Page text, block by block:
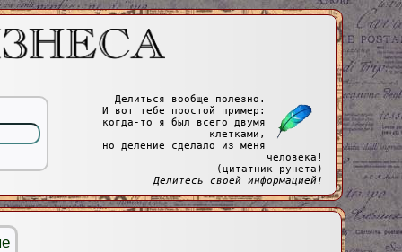
Делиться вообще полезно.
И вот тебе простой пример:
когда-то я был всего двумя
клетками,
но деление сделало из меня
человека!
(цитатник рунета)
Делитесь своей информацией!